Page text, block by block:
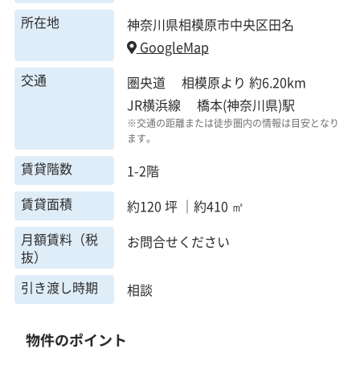
所在地
神奈川県相模原市中央区田名
GoogleMap
交通
圏央道 相模原より 約6.20km
JR横浜線 橋本(神奈川県)駅
※交通の距離または徒歩圏内の情報は目安となり
ます。
賃貸階数
1-2階
賃貸面積
約120 坪 ｜約410 ㎡
月額賃料（税
抜）
お問合せください
引き渡し時期 相談
物件のポイント